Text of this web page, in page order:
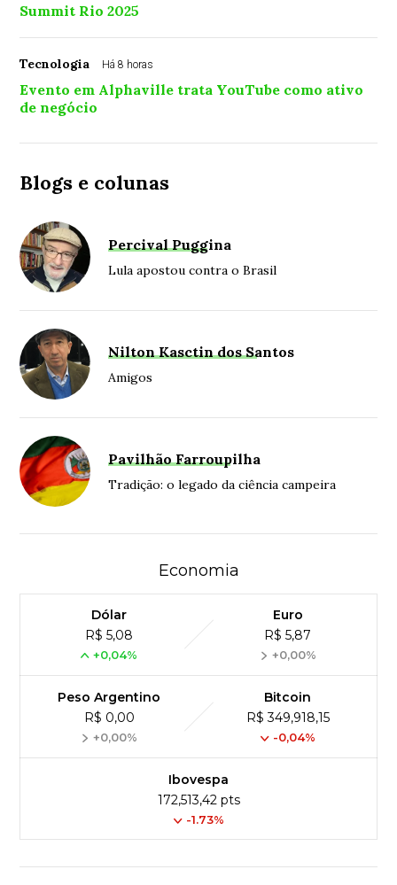
Summit Rio 2025
Tecnologia Há 8 horas
Evento em Alphaville trata YouTube como ativo
de negócio
Blogs e colunas
Percival Puggina
Lula apostou contra o Brasil
Nilton Kasctin dos Santos
Amigos
Pavilhão Farroupilha
Tradição: o legado da ciência campeira
Economia
Dólar
R$ 5,08
+0,04%
Euro
R$ 5,87
+0,00%
Peso Argentino
R$ 0,00
+0,00%
Bitcoin
R$ 349,918,15
-0,04%
Ibovespa
172,513,42 pts
-1.73%